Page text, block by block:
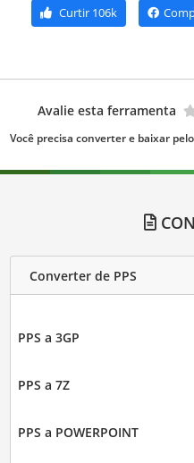
Curtir 106k
Avalie esta ferramenta
Você precisa converter e baixar
Converter de PPS
PPS a 3GP
PPS a 7Z
PPS a POWERPOINT